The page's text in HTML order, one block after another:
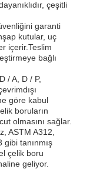
çeşitli
garanti
kutular, uç
içerir.Teslim
bağlı
/ A, D / P,
göre kabul
boruların
olmasını sağlar.
ASTM A312,
tanınmış
çelik boru
geliyor.